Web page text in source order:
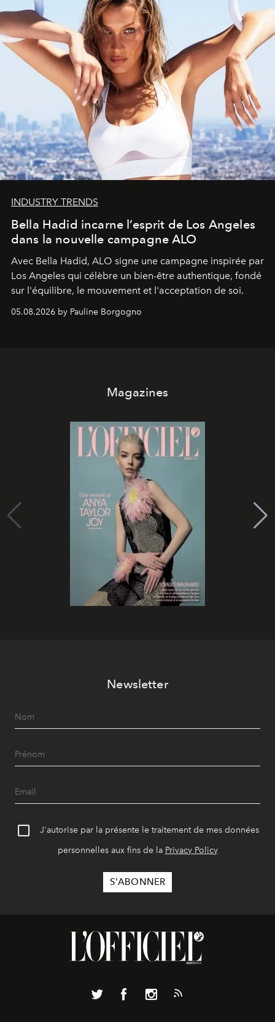
INDUSTRY TRENDS
Bella Hadid incarne l’esprit de Los Angeles
dans la nouvelle campagne ALO
Avec Bella Hadid, ALO signe une campagne inspirée par
Los Angeles qui célèbre un bien-être authentique, fondé
sur l'équilibre, le mouvement et l'acceptation de soi.
05.08.2026 by Pauline Borgogno
Magazines
Newsletter
J'autorise par la présente le traitement de mes données
personnelles aux fins de la Privacy Policy